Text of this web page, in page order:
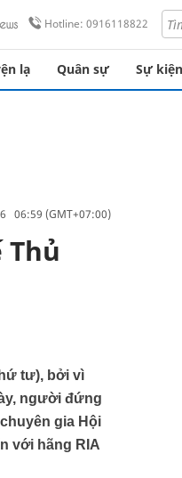
Hotline: 0916118822
lạ Quân sự Sự kiện
06:59 (GMT+07:00)
tư), bởi vì
người đứng
gia Hội
với hãng RIA